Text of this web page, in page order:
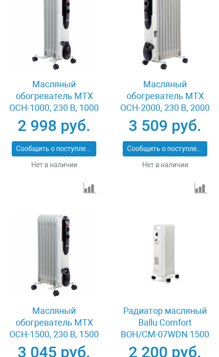
Масляный
обогреватель MTX
OCH-1000, 230 В, 1000
Вт MATRIX 98301
2 998 руб.
Сообщить о поступлении
Нет в наличии
Масляный
обогреватель MTX
OCH-2000, 230 В, 2000
Вт MATRIX 98303
3 509 руб.
Сообщить о поступлении
Нет в наличии
Масляный
обогреватель MTX
OCH-1500, 230 В, 1500
Вт MATRIX 98302
3 045 руб.
Радиатор масляный
Ballu Comfort
BOH/CM-07WDN 1500
(7 секций)
2 200 руб.